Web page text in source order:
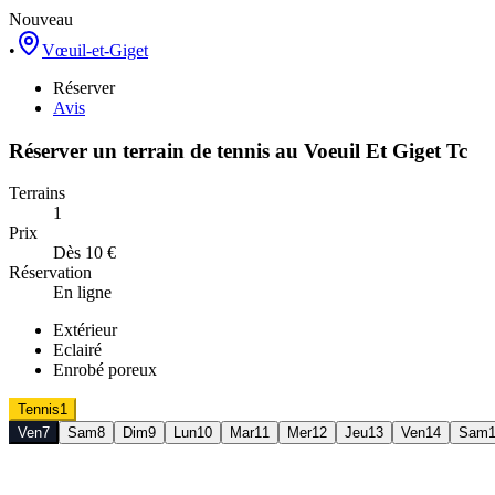
Nouveau
•
Vœuil-et-Giget
Réserver
Avis
Réserver un terrain de tennis au Voeuil Et Giget Tc
Terrains
1
Prix
Dès 10 €
Réservation
En ligne
Extérieur
Eclairé
Enrobé poreux
Tennis1
Ven7 Sam8 Dim9 Lun10 Mar11 Mer12 Jeu13 Ven14 Sam